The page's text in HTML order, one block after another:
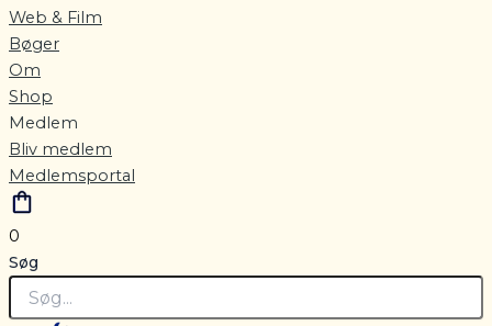
Web & Film
Bøger
Om
Shop
Medlem
Bliv medlem
Medlemsportal
0
Søg